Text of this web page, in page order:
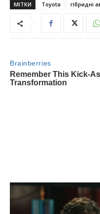
МІТКИ Toyota гібридні